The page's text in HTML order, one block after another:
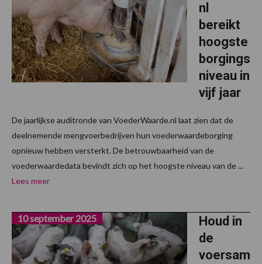
nl
bereikt
hoogste
borgings
niveau in
vijf jaar
De jaarlijkse auditronde van VoederWaarde.nl laat zien dat de
deelnemende mengvoerbedrijven hun voederwaardeborging
opnieuw hebben versterkt. De betrouwbaarheid van de
voederwaardedata bevindt zich op het hoogste niveau van de ...
Lees meer
Houd in
de
voersam
10 september 2025